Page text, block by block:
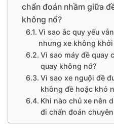
chẩn đoán nhầm giữa
không nổ?
Vì sao ắc quy yếu
nhưng xe không
Vì sao máy đề quay
quay không nổ?
Vì sao xe nguội đề
không đề hoặc khó
Khi nào chủ xe nên
đi chẩn đoán chuyên